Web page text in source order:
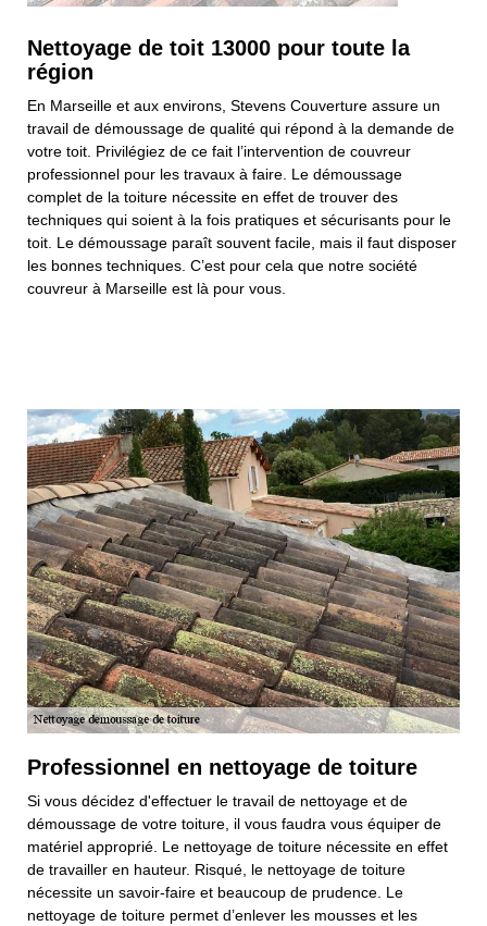
Nettoyage de toit 13000 pour toute la
région
En Marseille et aux environs, Stevens Couverture assure un
travail de démoussage de qualité qui répond à la demande de
votre toit. Privilégiez de ce fait l’intervention de couvreur
professionnel pour les travaux à faire. Le démoussage
complet de la toiture nécessite en effet de trouver des
techniques qui soient à la fois pratiques et sécurisants pour le
toit. Le démoussage paraît souvent facile, mais il faut disposer
les bonnes techniques. C’est pour cela que notre société
couvreur à Marseille est là pour vous.
Professionnel en nettoyage de toiture
Si vous décidez d'effectuer le travail de nettoyage et de
démoussage de votre toiture, il vous faudra vous équiper de
matériel approprié. Le nettoyage de toiture nécessite en effet
de travailler en hauteur. Risqué, le nettoyage de toiture
nécessite un savoir-faire et beaucoup de prudence. Le
nettoyage de toiture permet d’enlever les mousses et les